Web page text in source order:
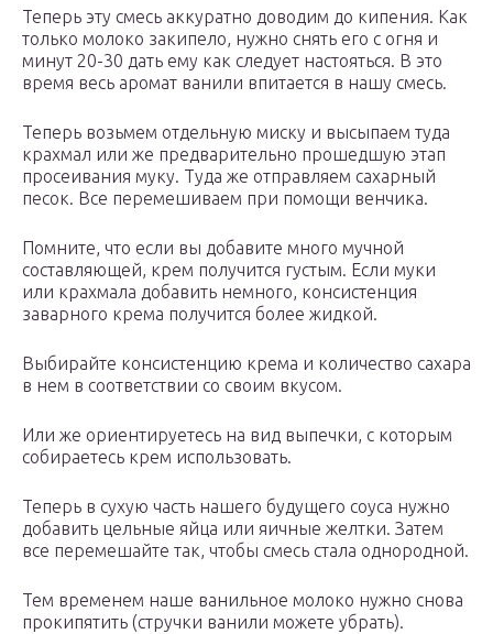
Теперь эту смесь аккуратно доводим до кипения. Как
только молоко закипело, нужно снять его с огня и
минут 20-30 дать ему как следует настояться. В это
время весь аромат ванили впитается в нашу смесь.
Теперь возьмем отдельную миску и высыпаем туда
крахмал или же предварительно прошедшую этап
просеивания муку. Туда же отправляем сахарный
песок. Все перемешиваем при помощи венчика.
Помните, что если вы добавите много мучной
составляющей, крем получится густым. Если муки
или крахмала добавить немного, консистенция
заварного крема получится более жидкой.
Выбирайте консистенцию крема и количество сахара
в нем в соответствии со своим вкусом.
Или же ориентируетесь на вид выпечки, с которым
собираетесь крем использовать.
Теперь в сухую часть нашего будущего соуса нужно
добавить цельные яйца или яичные желтки. Затем
все перемешайте так, чтобы смесь стала однородной.
Тем временем наше ванильное молоко нужно снова
прокипятить (стручки ванили можете убрать).